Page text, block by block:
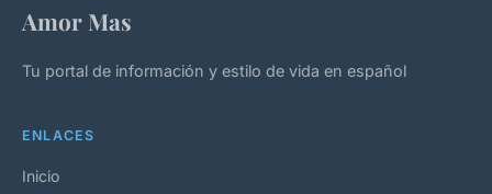
Amor Mas
Tu portal de información y estilo de vida en español
ENLACES
Inicio